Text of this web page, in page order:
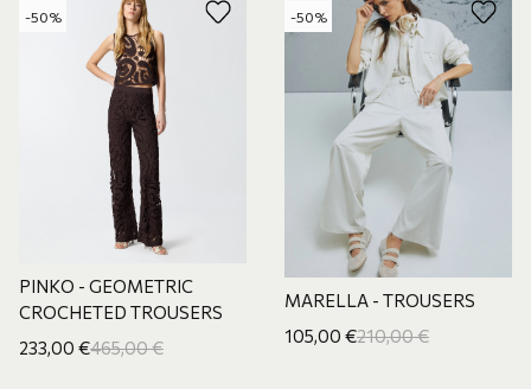
-50%
PINKO - GEOMETRIC
CROCHETED TROUSERS
233,00 €465,00€
-50%
MARELLA - TROUSERS
105,00 €210,00€